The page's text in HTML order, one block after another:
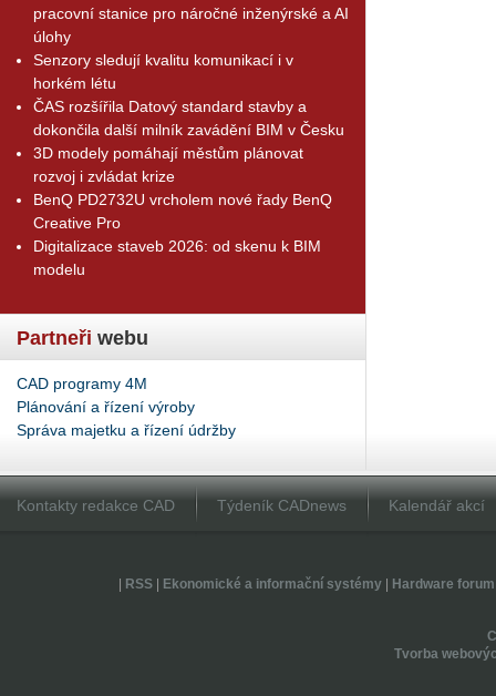
pracovní stanice pro náročné inženýrské a AI
úlohy
Senzory sledují kvalitu komunikací i v
horkém létu
ČAS rozšířila Datový standard stavby a
dokončila další milník zavádění BIM v Česku
3D modely pomáhají městům plánovat
rozvoj i zvládat krize
BenQ PD2732U vrcholem nové řady BenQ
Creative Pro
Digitalizace staveb 2026: od skenu k BIM
modelu
Partneři webu
CAD programy 4M
Plánování a řízení výroby
Správa majetku a řízení údržby
Kontakty redakce CAD Týdeník CADnews Kalendář akcí
RSS| Ekonomické a informační systémy| Hardware forum
Tvorba